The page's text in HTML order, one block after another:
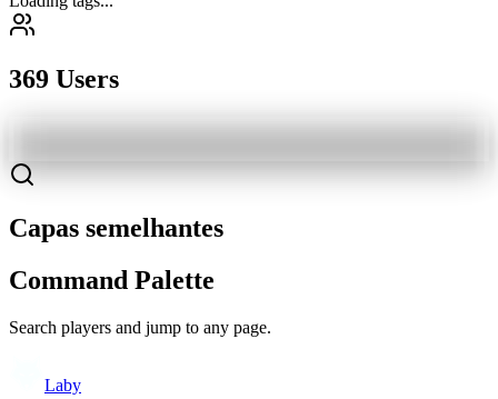
369 Users
Capas semelhantes
Command Palette
Search players and jump to any page.
Laby